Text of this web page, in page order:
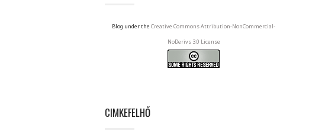
Blog under the Creative Commons Attribution-NonCommercial-
NoDerivs 3.0 License
CIMKEFELHŐ